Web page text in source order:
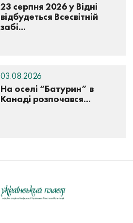
23 серпня 2026 у Відні
відбудеться Всесвітній
забі...
На оселі “Батурин” в
Канаді розпочався...
03.08.2026